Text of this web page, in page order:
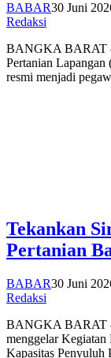
BABAR30 Juni
Redaksi
BANGKA BARAT –
Pertanian
resmi menjadi
Tekankan
Pertanian
BABAR30 Juni
Redaksi
BANGKA BARAT
menggelar
Kapasitas